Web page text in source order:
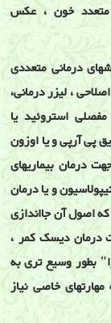
متعدد خون ، عکس
درمانی متعددی
، لیزر درمانی،
استروئید یا
پی آرپی و یا اوزون
درمان بیماریهای
و یا درمان
اصول آن جااندازی
درمان دیسک کمر ،
بطور وسیع تری به
خاصی نیاز